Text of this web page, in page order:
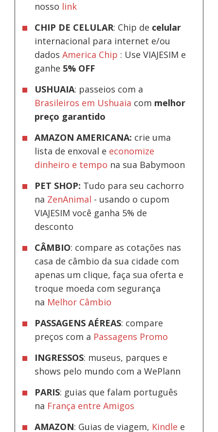
nosso link
CHIP DE CELULAR: Chip de celular
internacional para internet e/ou
dadosAmerica Chip : Use VIAJESIM e
ganhe 5% OFF
USHUAIA: passeios com a
Brasileiros em Ushuaia com melhor
preço garantido
AMAZON AMERICANA: crie uma
lista de enxoval e economize
dinheiro e tempo na sua Babymoon
PET SHOP: Tudo para seu cachorro
na ZenAnimal - usando o cupom
VIAJESIM você ganha 5% de
desconto
CÂMBIO: compare as cotações nas
casa de câmbio da sua cidade com
apenas um clique, faça sua oferta e
troque moeda com segurança
na Melhor Câmbio
PASSAGENS AÉREAS: compare
preços com a Passagens Promo
INGRESSOS: museus, parques e
shows pelo mundo com a WePlann
PARIS: guias que falam português
na França entre Amigos
AMAZON: Guias de viagem, Kindle e